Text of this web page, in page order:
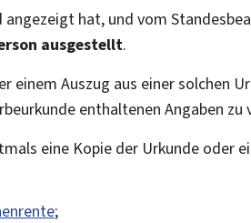
angezeigt hat, und vom
ausgestellt.
einem Auszug aus einer solchen
enthaltenen Angaben zu
eine Kopie der Urkunde oder
;